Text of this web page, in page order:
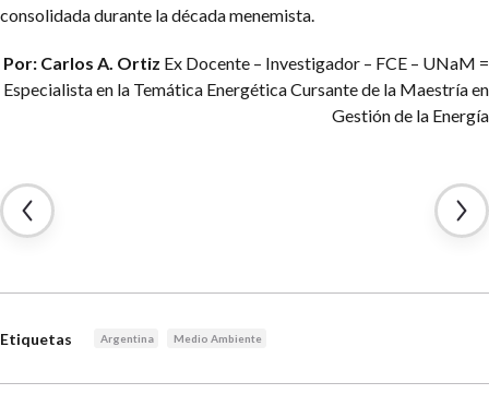
consolidada durante la década menemista.
Por: Carlos A. Ortiz Ex Docente – Investigador – FCE – UNaM =
Especialista en la Temática EnergéticaCursante de la Maestría en
Gestión de la Energía
Etiquetas Argentina Medio Ambiente